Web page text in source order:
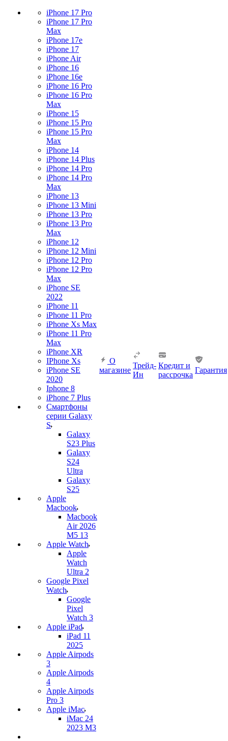
iPhone 17 Pro
iPhone 17 Pro
Max
iPhone 17e
iPhone 17
iPhone Air
iPhone 16
iPhone 16e
iPhone 16 Pro
iPhone 16 Pro
Max
iPhone 15
iPhone 15 Pro
iPhone 15 Pro
Max
iPhone 14
iPhone 14 Plus
iPhone 14 Pro
iPhone 14 Pro
Max
iPhone 13
iPhone 13 Mini
iPhone 13 Pro
iPhone 13 Pro
Max
iPhone 12
iPhone 12 Mini
iPhone 12 Pro
iPhone 12 Pro
Max
iPhone SE
2022
iPhone 11
iPhone 11 Pro
iPhone Xs Max
iPhone 11 Pro
Max
iPhone XR
IPhone Xs
iPhone SE
2020
Iphone 8
iPhone 7 Plus
Смартфоны
серии Galaxy
S
Galaxy
S23 Plus
Galaxy
S24
Ultra
Galaxy
S25
Apple
Macbook
Macbook
Air 2026
M5 13
Apple Watch
Apple
Watch
Ultra 2
Google Pixel
Watch
Google
Pixel
Watch 3
Apple iPad
iPad 11
2025
Apple Airpods
3
Apple Airpods
4
Apple Airpods
Pro 3
Apple iMac
iMac 24
2023 M3
О
магазине
Трейд-
Ин
Кредит и
рассрочка
Гарантия